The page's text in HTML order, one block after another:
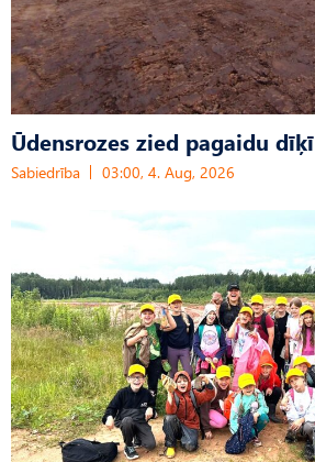
Ūdensrozes zied pagaidu dīķī
Sabiedrība 03:00, 4. Aug, 2026